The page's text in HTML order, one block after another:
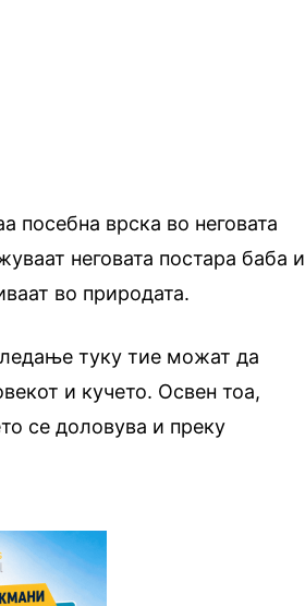
посебна врска во неговата
неговата постара баба и
во природата.
туку тие можат да
и кучето. Освен тоа,
се доловува и преку